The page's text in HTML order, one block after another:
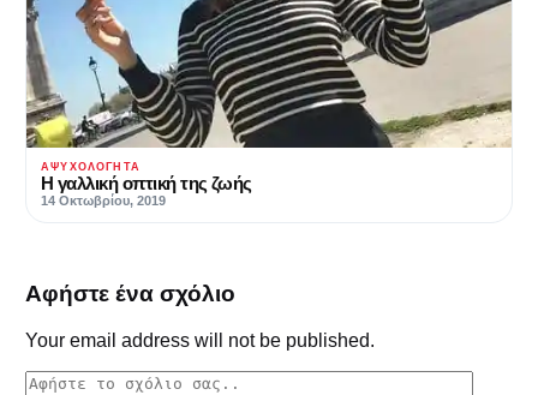
ΑΨΥΧΟΛΌΓΗΤΑ
Η γαλλική οπτική της ζωής
14 Οκτωβρίου, 2019
Αφήστε ένα σχόλιο
Your email address will not be published.